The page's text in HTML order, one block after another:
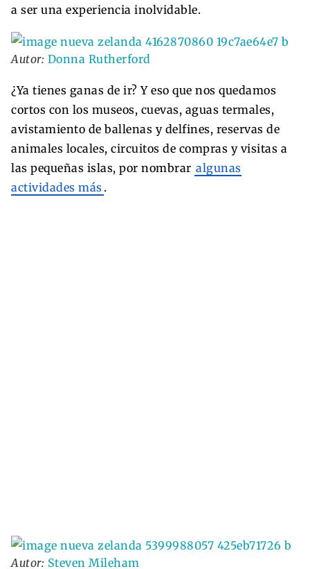
a ser una experiencia inolvidable.
Autor: Donna Rutherford
¿Ya tienes ganas de ir? Y eso que nos quedamos
cortos con los museos, cuevas, aguas termales,
avistamiento de ballenas y delfines, reservas de
animales locales, circuitos de compras y visitas a
las pequeñas islas, por nombrar algunas
actividades más .
Autor: Steven Mileham